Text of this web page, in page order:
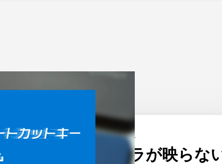
ム > Windows 公開日： 2021/01/14
10でカメラが映らな